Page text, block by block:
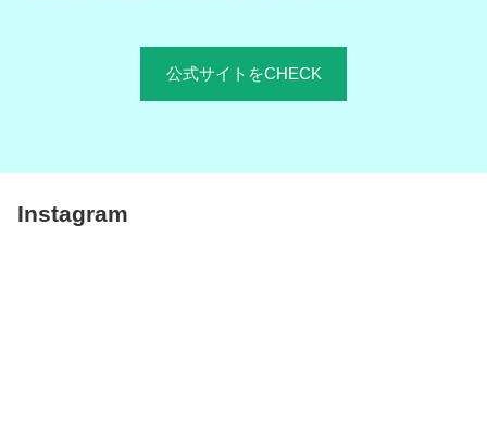
公式サイトをCHECK
Instagram